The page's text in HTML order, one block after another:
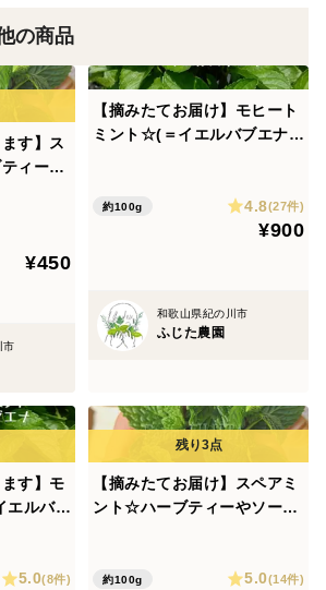
っています。
料理、いつもの生活に少し足すだけ
ますように！(*^^*)
合わせ、同梱
定量への変更など
の商品
す】ス
ィーや
¥450
市
【摘みたてお届け】モヒート
ミント☆(＝イエルバブエナ、
約100g 4.8(27件)
¥900
和歌山県紀の川市
ふじた農園
ます】モ
エルバブ
5.0(8件)
【摘みたてお届け】スペアミ
ント☆ハーブティーやソース
約100g 5.0(14件)